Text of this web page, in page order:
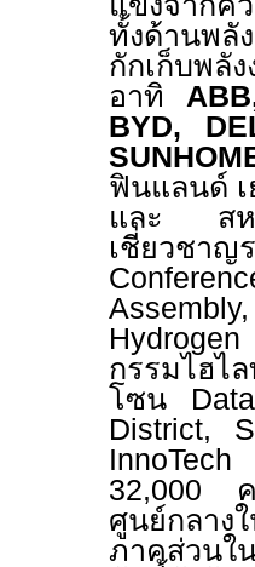
ทั้งด้านพลั
กักเก็บพลั
อาทิ
BYD,
ฟินแลนด์
และ สห
เชี่ยวช
กรรมไฮไ
โซน
District,
InnoTech
32,000 ค
ศูนย์กลาง
ภาคส่วนใ